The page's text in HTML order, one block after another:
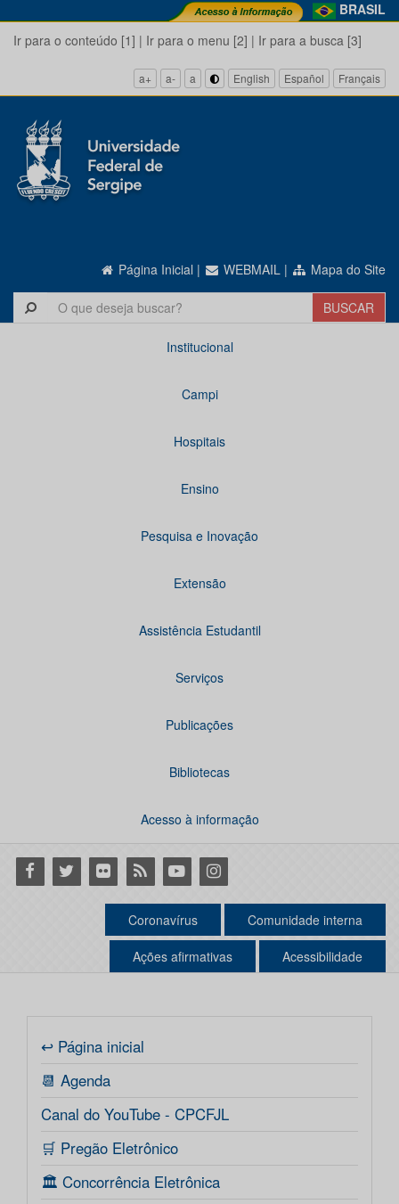
BRASIL
Ir para o conteúdo [1] | Ir para o menu [2] | Ir para a busca [3]
a+ a- a English Español Français
Página Inicial | WEBMAIL | Mapa do Site
Institucional
Campi
Hospitais
Ensino
Pesquisa e Inovação
Extensão
Assistência Estudantil
Serviços
Publicações
Bibliotecas
Acesso à informação
Facebook
Twitter Flickr RSS YoutubeInstagram
Coronavírus Comunidade interna
Ações afirmativas Acessibilidade
↩ Página inicial
📆 Agenda
Canal do YouTube - CPCFJL
🛒 Pregão Eletrônico
🏛️ Concorrência Eletrônica